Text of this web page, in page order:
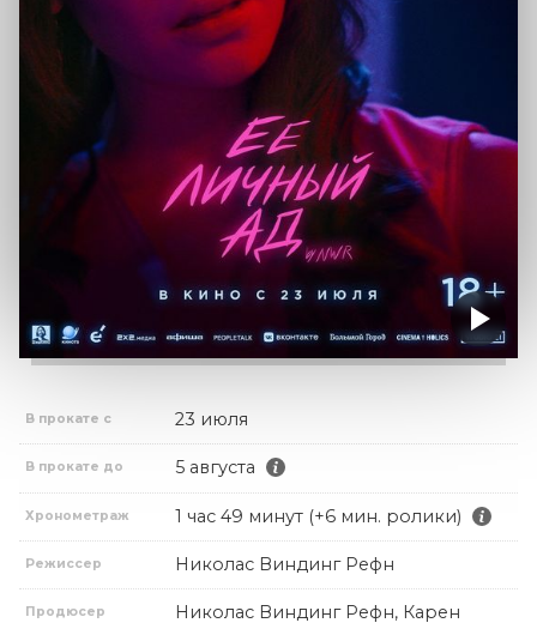
В прокате с 23 июля
В прокате до 5 августа
Хронометраж 1 час 49 минут (+6 мин. ролики)
Режиссер Николас Виндинг Рефн
Продюсер
Николас Виндинг Рефн, Карен